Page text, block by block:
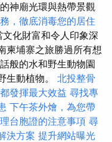
神廟光環與熱帶景觀
，徹底消毒您的居住
文化財富和令人印象深
柬埔寨之旅勝過所有想
般的水和野生動物園
生動植物。 北投整骨
發揮最大效益 尋找專
下午茶外燴，為您帶
台胞證的注意事項 尋
決方案 提升網站曝光